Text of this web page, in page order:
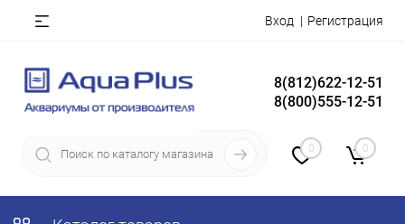
Вход Регистрация
8(812)622-12-51
8(800)555-12-51
0 0